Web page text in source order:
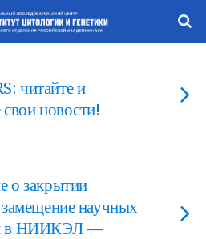
читайте и
свои новости!
о закрытии
замещение научных
в НИИКЭЛ —